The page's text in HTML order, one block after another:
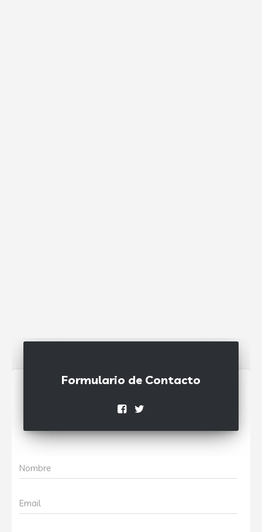
Formulario de Contacto
Nombre
Email